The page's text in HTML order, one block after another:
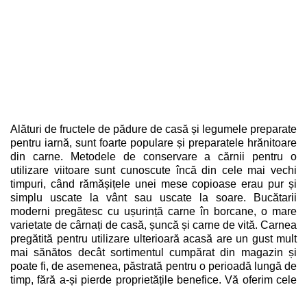
Alături de fructele de pădure de casă și legumele preparate
pentru iarnă, sunt foarte populare și preparatele hrănitoare
din carne. Metodele de conservare a cărnii pentru o
utilizare viitoare sunt cunoscute încă din cele mai vechi
timpuri, când rămășițele unei mese copioase erau pur și
simplu uscate la vânt sau uscate la soare. Bucătarii
moderni pregătesc cu ușurință carne în borcane, o mare
varietate de cârnați de casă, șuncă și carne de vită. Carnea
pregătită pentru utilizare ulterioară acasă are un gust mult
mai sănătos decât sortimentul cumpărat din magazin și
poate fi, de asemenea, păstrată pentru o perioadă lungă de
timp, fără a-și pierde proprietățile benefice. Vă oferim cele